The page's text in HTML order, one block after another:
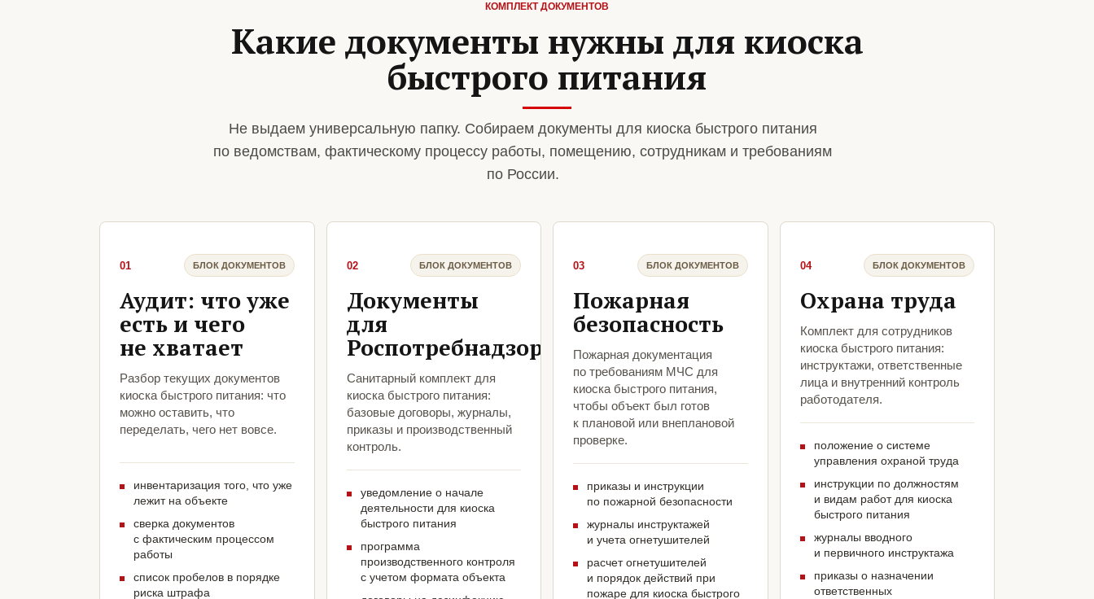
КОМПЛЕКТ ДОКУМЕНТОВ
Какие документы нужны для киоска
быстрого питания
Не выдаем универсальную папку. Собираем документы для киоска быстрого питания
по ведомствам, фактическому процессу работы, помещению, сотрудникам и требованиям
по России.
01 БЛОК ДОКУМЕНТОВ
Аудит: что уже
есть и чего
не хватает
Разбор текущих документов
киоска быстрого питания: что
можно оставить, что
переделать, чего нет вовсе.
инвентаризация того, что уже
лежит на объекте
сверка документов
с фактическим процессом
работы
список пробелов в порядке
риска штрафа
02 БЛОК ДОКУМЕНТОВ
Документы
для
Роспотребнадзора
Санитарный комплект для
киоска быстрого питания:
базовые договоры, журналы,
приказы и производственный
контроль.
уведомление о начале
деятельности для киоска
быстрого питания
программа
производственного контроля
с учетом формата объекта
03 БЛОК ДОКУМЕНТОВ
Пожарная
безопасность
Пожарная документация
по требованиям МЧС для
киоска быстрого питания,
чтобы объект был готов
к плановой или внеплановой
проверке.
приказы и инструкции
по пожарной безопасности
журналы инструктажей
и учета огнетушителей
расчет огнетушителей
и порядок действий при
пожаре для киоска быстрого
04 БЛОК ДОКУМЕНТОВ
Охрана труда
Комплект для сотрудников
киоска быстрого питания:
инструктажи, ответственные
лица и внутренний контроль
работодателя.
положение о системе
управления охраной труда
инструкции по должностям
и видам работ для киоска
быстрого питания
журналы вводного
и первичного инструктажа
приказы о назначении
ответственных